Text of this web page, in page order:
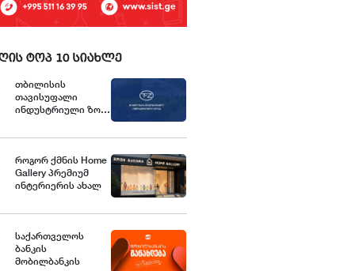
ტოპ 10 სიახლე
თბილისის
თავისუფალი
ინდუსტრიული ზონა
ავრცელებს
როგორ ქმნის Home
Gallery პრემიუმ
ინტერიერის ახალ
საქართველოში
საქართველოს
ბანკის
მობილბანკის